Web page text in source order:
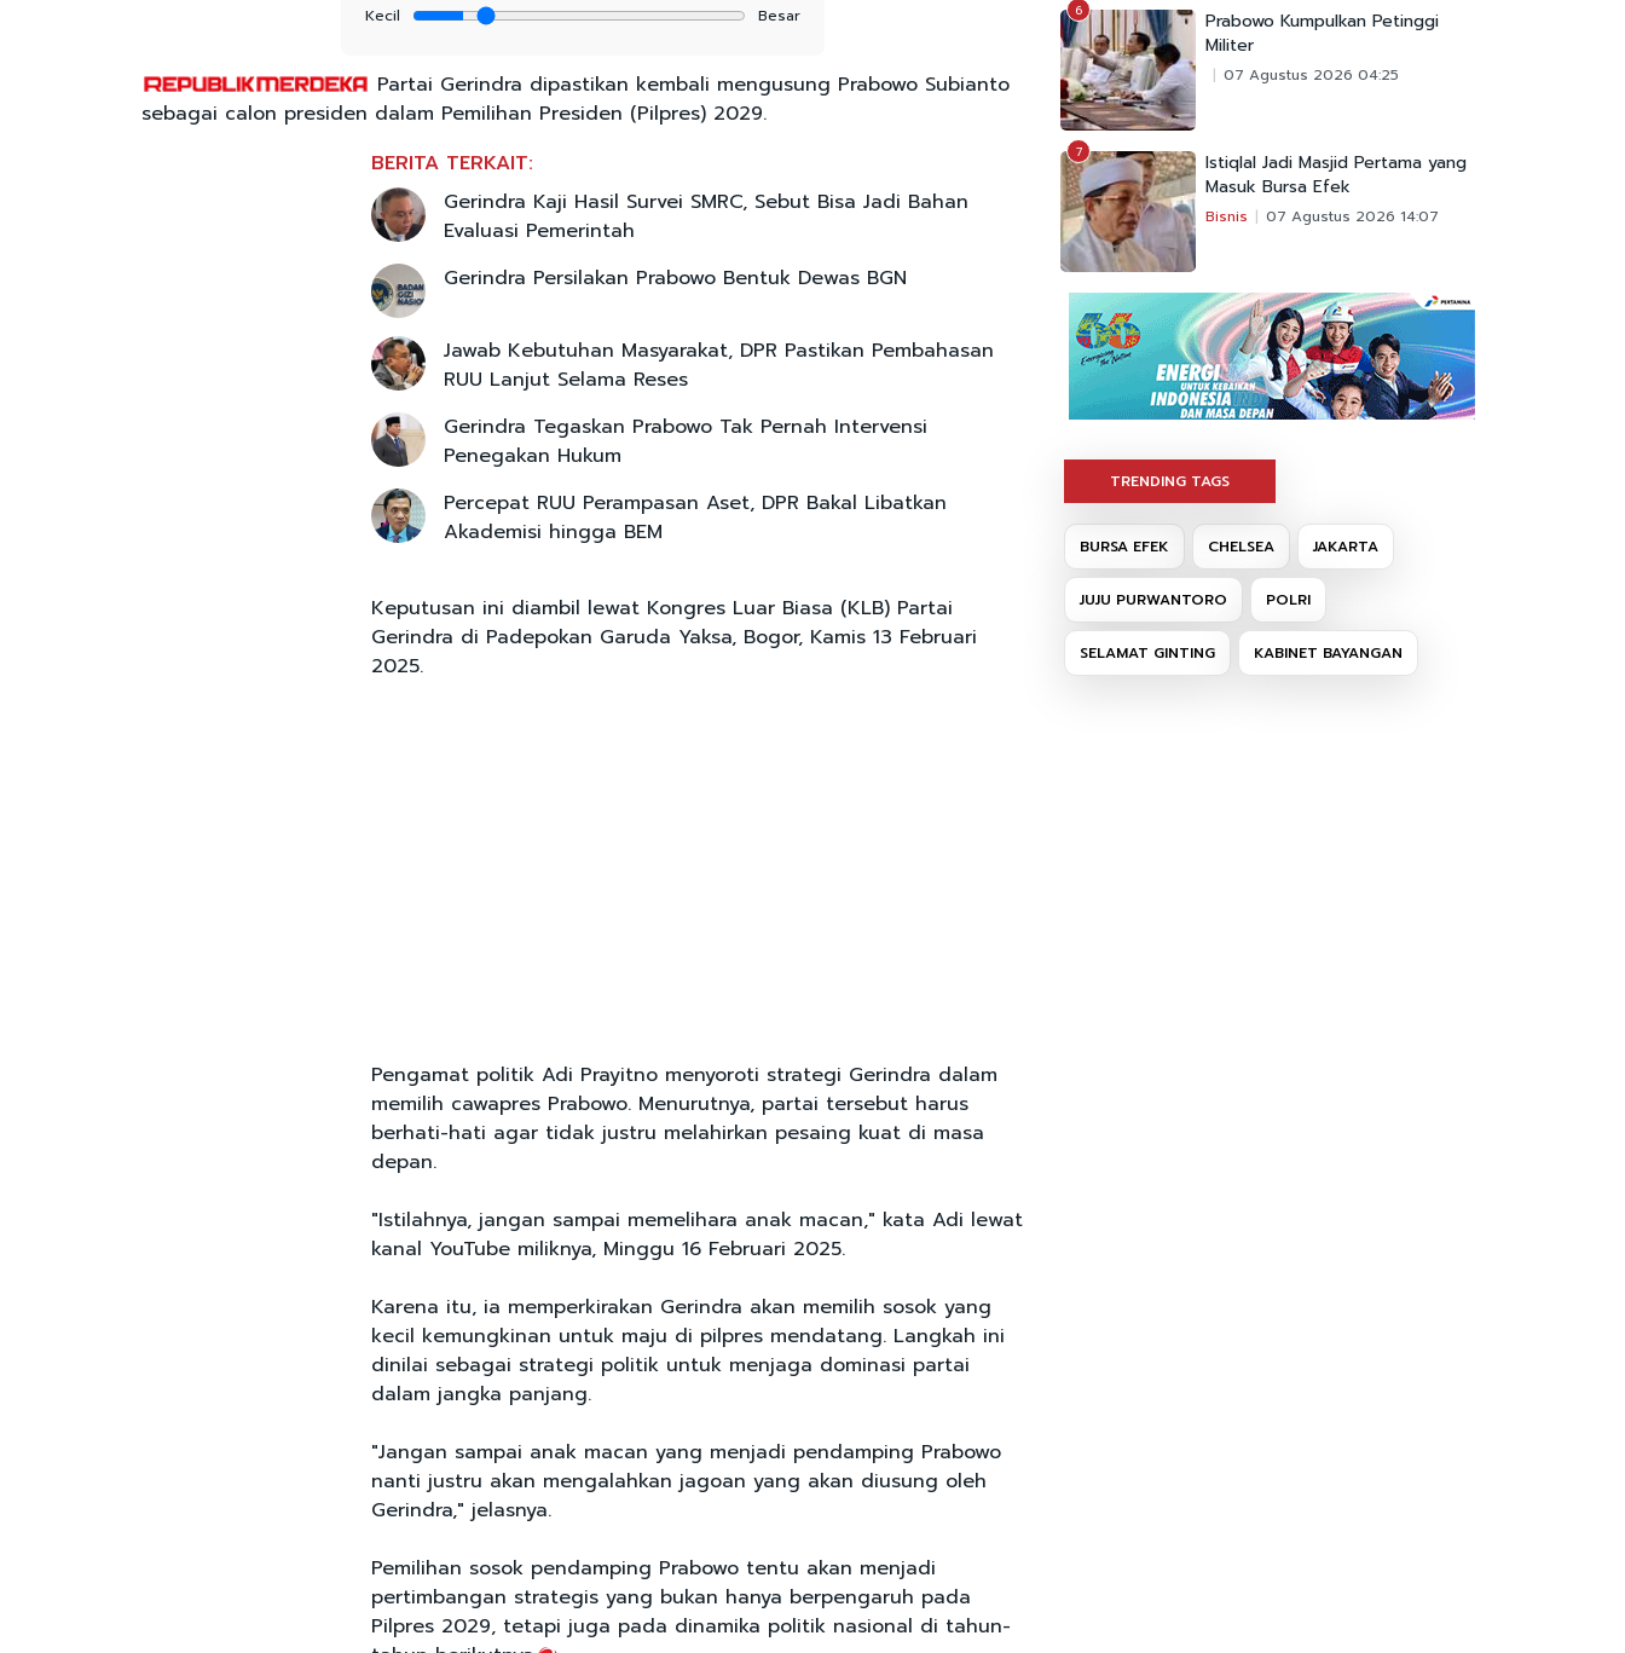
Kecil
Besar
Partai Gerindra dipastikan kembali mengusung Prabowo Subianto
sebagai calon presiden dalam Pemilihan Presiden (Pilpres) 2029.
BERITA TERKAIT:
Gerindra Kaji Hasil Survei SMRC, Sebut Bisa Jadi Bahan
Evaluasi Pemerintah
Gerindra Persilakan Prabowo Bentuk Dewas BGN
Jawab Kebutuhan Masyarakat, DPR Pastikan Pembahasan
RUU Lanjut Selama Reses
Gerindra Tegaskan Prabowo Tak Pernah Intervensi
Penegakan Hukum
Percepat RUU Perampasan Aset, DPR Bakal Libatkan
Akademisi hingga BEM
Keputusan ini diambil lewat Kongres Luar Biasa (KLB) Partai
Gerindra di Padepokan Garuda Yaksa, Bogor, Kamis 13 Februari
2025.
Pengamat politik Adi Prayitno menyoroti strategi Gerindra dalam
memilih cawapres Prabowo. Menurutnya, partai tersebut harus
berhati-hati agar tidak justru melahirkan pesaing kuat di masa
depan.
"Istilahnya, jangan sampai memelihara anak macan," kata Adi lewat
kanal YouTube miliknya, Minggu 16 Februari 2025.
Karena itu, ia memperkirakan Gerindra akan memilih sosok yang
kecil kemungkinan untuk maju di pilpres mendatang. Langkah ini
dinilai sebagai strategi politik untuk menjaga dominasi partai
dalam jangka panjang.
"Jangan sampai anak macan yang menjadi pendamping Prabowo
nanti justru akan mengalahkan jagoan yang akan diusung oleh
Gerindra," jelasnya.
Pemilihan sosok pendamping Prabowo tentu akan menjadi
pertimbangan strategis yang bukan hanya berpengaruh pada
Pilpres 2029, tetapi juga pada dinamika politik nasional di tahun-
6
Prabowo Kumpulkan Petinggi
Militer
07 Agustus 2026 04:25
7
Istiqlal Jadi Masjid Pertama yang
Masuk Bursa Efek
Bisnis 07 Agustus 2026 14:07
TRENDING TAGS
BURSA EFEK CHELSEA JAKARTA
JUJU PURWANTORO POLRI
SELAMAT GINTING KABINET BAYANGAN